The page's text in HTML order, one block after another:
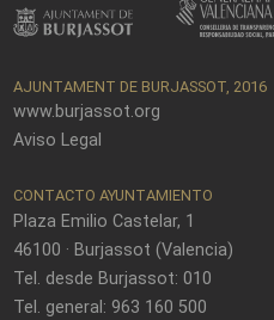
AJUNTAMENT DE BURJASSOT, 2016
www.burjassot.org
Aviso Legal
CONTACTO AYUNTAMIENTO
Plaza Emilio Castelar, 1
46100 · Burjassot (Valencia)
Tel. desde Burjassot: 010
Tel. general: 963 160 500